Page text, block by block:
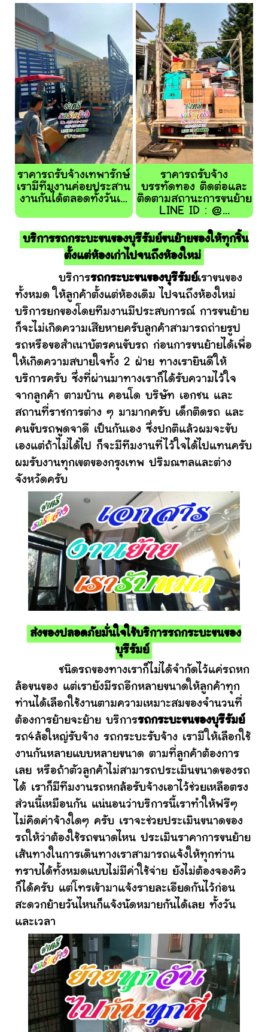
ราคารถรับจ้างเทพารักษ์
เรามีทีมงานค่อยประสาน
งานกันได้ตลอดทั้งวันเ...
ราคารถรับจ้าง
บรรทัดทอง ติดต่อและ
ติดตามสถานะการขนย้าย
LINE ID : @...
บริการรถกระบะขนของบุรีรัมย์ขนย้ายของให้ทุกชิ้น
ตั้งแต่ห้องเก่าไปจนถึงห้องใหม่
บริการรถกระบะขนของบุรีรัมย์เราขนของ
ทั้งหมด ให้ลูกค้าตั้งแต่ห้องเดิม ไปจนถึงห้องใหม่
บริการยกของโดยทีมงานมีประสบการณ์ การขนย้าย
ก็จะไม่เกิดความเสียหายครับลูกค้าสามารถถ่ายรูป
รถหรือขอสำเนาบัตรคนขับรถ ก่อนการขนย้ายได้เพื่อ
ให้เกิดความสบายใจทั้ง 2 ฝ่าย ทางเรายินดีให้
บริการครับ ซึ่งที่ผ่านมาทางเราก็ได้รับความไว้ใจ
จากลูกค้า ตามบ้าน คอนโด บริษัท เอกชน และ
สถานที่ราชการต่าง ๆ มามากครับ เด็กติดรถ และ
คนขับรถพูดจาดี เป็นกันเอง ซึ่งปกติแล้วผมจะขับ
เองแต่ถ้าไม่ได้ไป ก็จะมีทีมงานที่ไว้ใจได้ไปแทนครับ
ผมรับงานทุกเขตของกรุงเทพ ปริมณฑลและต่าง
จังหวัดครับ
ส่งของปลอดภัยมั่นใจใช้บริการรถกระบะขนของ
บุรีรัมย์
ชนิดรถของทางเราก็ไม่ได้จำกัดไว้แค่รถหก
ล้อขนของ แต่เรายังมีรถอีกหลายขนาดให้ลูกค้าทุก
ท่านได้เลือกใช้งานตามความเหมาะสมของจำนวนที่
ต้องการย้ายจะย้าย บริการรถกระบะขนของบุรีรัมย์
รถ4ล้อใหญ่รับจ้าง รถกระบะรับจ้าง เรามีให้เลือกใช้
งานกันหลายแบบหลายขนาด ตามที่ลูกค้าต้องการ
เลย หรือถ้าตัวลูกค้าไม่สามารถประเมินขนาดของรถ
ได้ เราก็มีทีมงานรถหกล้อรับจ้างเอาไว้ช่วยเหลือตรง
ส่วนนี้เหมือนกัน แน่นอนว่าบริการนี้เราทำให้ฟรีๆ
ไม่คิดค่าจ้างใดๆ ครับ เราจะช่วยประเมินขนาดของ
รถให้ว่าต้องใช้รถขนาดไหน ประเมินราคาการขนย้าย
เส้นทางในการเดินทางเราสามารถแจ้งให้ทุกท่าน
ทราบได้ทั้งหมดแบบไม่มีค่าใช้จ่าย ยังไม่ต้องจองคิว
ก็ได้ครับ แต่โทรเข้ามาแจ้งรายละเอียดกันไว้ก่อน
สะดวกย้ายวันไหนก็แจ้งนัดหมายกันได้เลย ทั้งวัน
และเวลา